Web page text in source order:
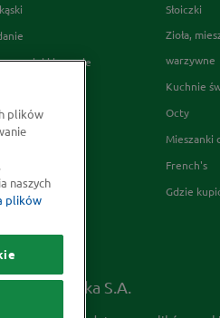
wypieki i napoje
Słoiczki
Zioła,
warzywne
Kuchnie
Octy
Mieszanki
French's
Gdzie
Polska S.A.
plików
naszych
plików